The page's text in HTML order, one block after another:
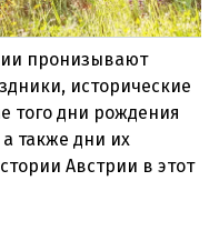
пронизывают
исторические
того дни рождения
также дни их
Австрии в этот